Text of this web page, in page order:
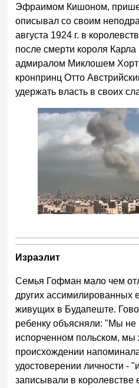
Эфраимом Кишоном,
описывал со своим
августа 1924 г. в
после смерти короля
адмиралом Миклошем
кронпринц Отто
удержать власть в своих
Израэлит
Семья Гофман мало чем
других ассимилированных
живущих в Будапеште.
ребенку объясняли: "Мы не
испорченном польском, мы
происхождении
удостоверении личности -
записывали в